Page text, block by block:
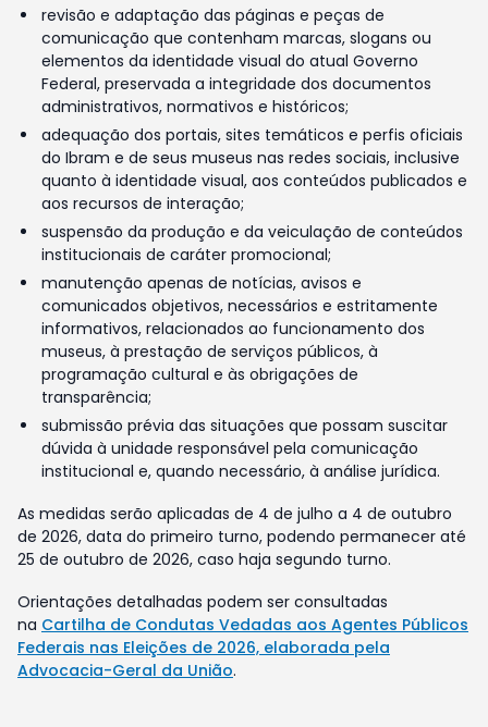
revisão e adaptação das páginas e peças de
comunicação que contenham marcas, slogans ou
elementos da identidade visual do atual Governo
Federal, preservada a integridade dos documentos
administrativos, normativos e históricos;
adequação dos portais, sites temáticos e perfis oficiais
do Ibram e de seus museus nas redes sociais, inclusive
quanto à identidade visual, aos conteúdos publicados e
aos recursos de interação;
suspensão da produção e da veiculação de conteúdos
institucionais de caráter promocional;
manutenção apenas de notícias, avisos e
comunicados objetivos, necessários e estritamente
informativos, relacionados ao funcionamento dos
museus, à prestação de serviços públicos, à
programação cultural e às obrigações de
transparência;
submissão prévia das situações que possam suscitar
dúvida à unidade responsável pela comunicação
institucional e, quando necessário, à análise jurídica.
As medidas serão aplicadas de 4 de julho a 4 de outubro
de 2026, data do primeiro turno, podendo permanecer até
25 de outubro de 2026, caso haja segundo turno.
Orientações detalhadas podem ser consultadas
na Cartilha de Condutas Vedadas aos Agentes Públicos
Federais nas Eleições de 2026, elaborada pela
Advocacia-Geral da União.